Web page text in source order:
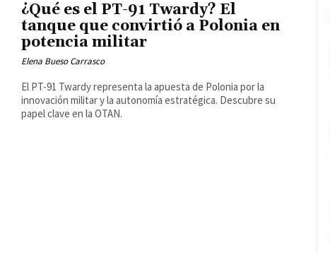
¿Qué es el PT-91 Twardy? El
tanque que convirtió a Polonia en
potencia militar
Elena Bueso Carrasco
El PT-91 Twardy representa la apuesta de Polonia por la
innovación militar y la autonomía estratégica. Descubre su
papel clave en la OTAN.